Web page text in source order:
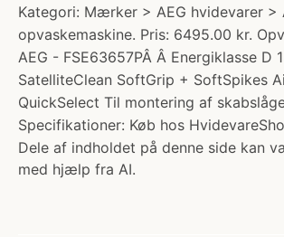
Kategori: Mærker > AEG hvidevarer >
opvaskemaskine. Pris: 6495.00 kr.
AEG - FSE63657PÂ Â Energiklasse D
SatelliteClean SoftGrip + SoftSpikes
QuickSelect Til montering af
Specifikationer: Køb hos
Dele af indholdet på denne side kan
med hjælp fra AI.